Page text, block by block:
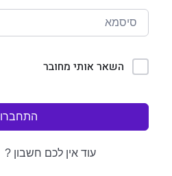
השאר אותי מחובר
התחברו
עוד אין לכם חשבון ?